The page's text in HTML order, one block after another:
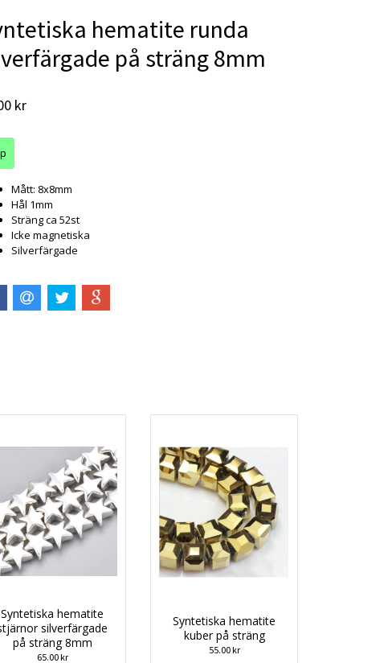
hematite runda
på sträng 8mm
kr
Mått: 8x8mm
Hål 1mm
Sträng ca 52st
Icke magnetiska
Silverfärgade
Syntetiska hematite
silverfärgade
på sträng 8mm
65.00 kr
Syntetiska hematite
kuber på sträng
55.00 kr